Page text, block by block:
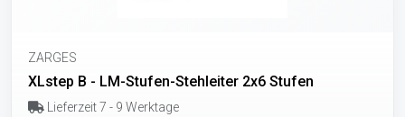
ZARGES
XLstep B - LM-Stufen-Stehleiter 2x6 Stufen
Lieferzeit 7 - 9 Werktage